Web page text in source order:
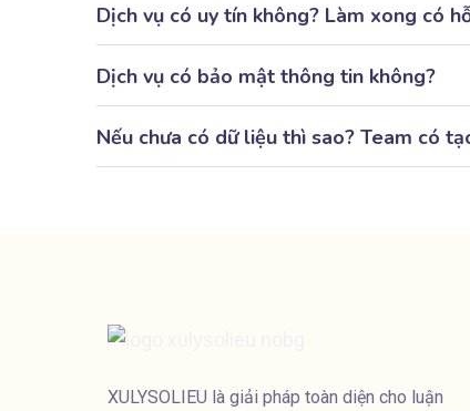
Dịch vụ có uy tín không? Làm xong có
Dịch vụ có bảo mật thông tin không?
Nếu chưa có dữ liệu thì sao? Team có
XULYSOLIEU là giải pháp toàn diện cho luận